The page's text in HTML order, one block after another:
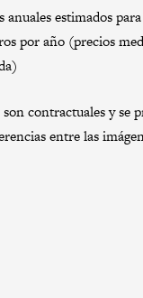
anuales estimados
por año (precios
contractuales y se
entre las